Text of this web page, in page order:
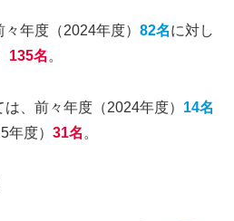
年度（2024年度） 82名に対し
135名 。
、前々年度（2024年度） 14名
度） 31名 。